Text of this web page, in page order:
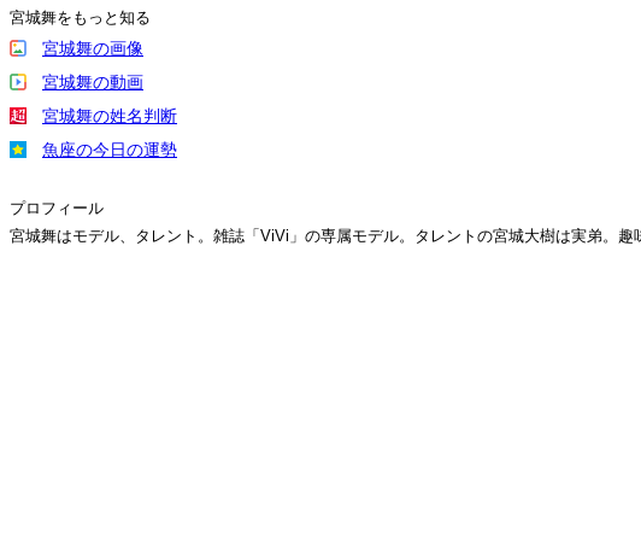
宮城舞をもっと知る
宮城舞の画像
宮城舞の動画
宮城舞の姓名判断
魚座の今日の運勢
プロフィール
宮城舞はモデル、タレント。雑誌「ViVi」の専属モデル。タレントの宮城大樹は実弟。